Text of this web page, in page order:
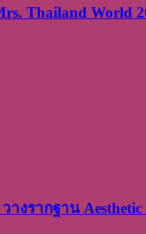
Thailand World
างรากฐาน